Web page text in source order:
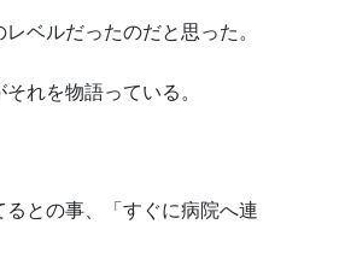
ベルだったのだと思った。
れを物語っている。
との事、「すぐに病院へ連